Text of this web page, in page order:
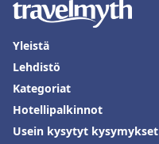
Yleistä
Lehdistö
Kategoriat
Hotellipalkinnot
Usein kysytyt kysymykset